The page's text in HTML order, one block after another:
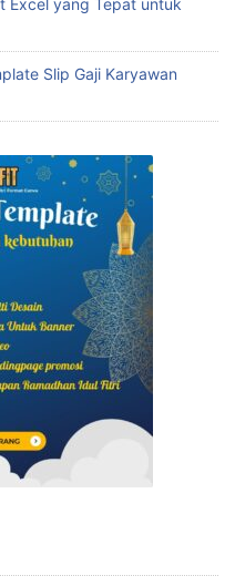
Excel yang Tepat untuk
Slip Gaji Karyawan